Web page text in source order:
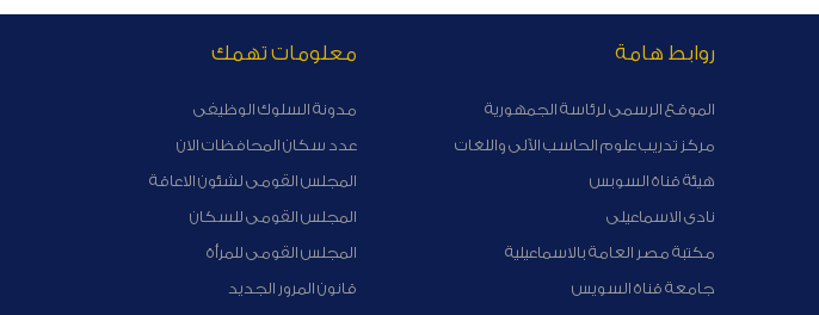
روابط هامة
الموقع الرسمى لرئاسة الجمهورية
مركز تدريب علوم الحاسب الآلى واللغات
هيئة قناة السوبس
نادى الاسماعيلى
مكتبة مصر العامة بالاسماعيلية
جامعة قناة السويس
معلومات تهمك
مدونة السلوك الوظيفى
عدد سكان المحافظات الان
المجلس القومى لشئون الاعاقة
المجلس القومى للسكان
المجلس القومى للمرأة
قانون المرور الجديد